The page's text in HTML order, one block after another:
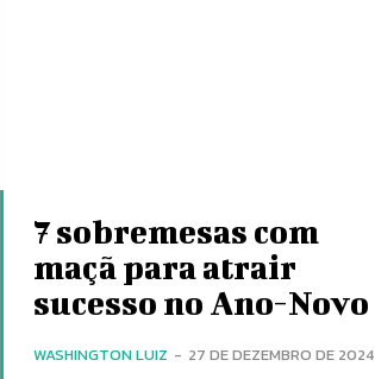
7 sobremesas com
maçã para atrair
sucesso no Ano-Novo
WASHINGTON LUIZ - 27 DE DEZEMBRO DE 2024